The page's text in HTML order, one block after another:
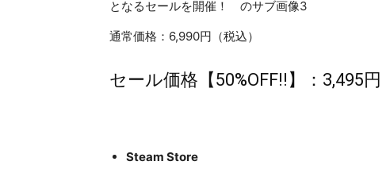
通常価格：6,990円（税込）
セール価格【50%OFF!!】：3,495円
Steam Store